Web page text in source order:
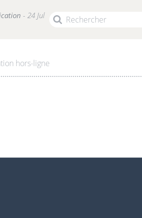
- 24 Jul
hors-ligne